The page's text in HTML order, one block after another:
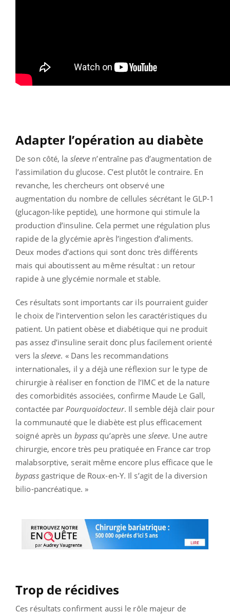
Adapter l’opération au diabète
De son côté, la sleeve n’entraîne pas d’augmentation de
l’assimilation du glucose. C’est plutôt le contraire. En
revanche, les chercheurs ont observé une
augmentation du nombre de cellules sécrétant le GLP-1
(glucagon-like peptide), une hormone qui stimule la
production d’insuline. Cela permet une régulation plus
rapide de la glycémie après l’ingestion d’aliments.
Deux modes d’actions qui sont donc très différents
mais qui aboutissent au même résultat : un retour
rapide à une glycémie normale et stable.
Ces résultats sont importants car ils pourraient guider
le choix de l’intervention selon les caractéristiques du
patient. Un patient obèse et diabétique qui ne produit
pas assez d’insuline serait donc plus facilement orienté
vers la sleeve. « Dans les recommandations
internationales, il y a déjà une réflexion sur le type de
chirurgie à réaliser en fonction de l’IMC et de la nature
des comorbidités associées, confirme Maude Le Gall,
contactée par Pourquoidocteur. Il semble déjà clair pour
la communauté que le diabète est plus efficacement
soigné après un bypass qu’après une sleeve. Une autre
chirurgie, encore très peu pratiquée en France car trop
malabsorptive, serait même encore plus efficace que le
bypass gastrique de Roux-en-Y. Il s’agit de la diversion
bilio-pancréatique. »
Trop de récidives
Ces résultats confirment aussi le rôle majeur de